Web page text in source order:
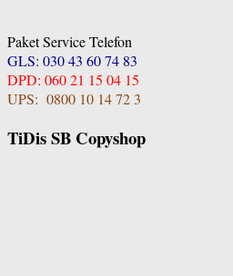
Paket Service Telefon
GLS: 030 43 60 74 83
DPD: 060 21 15 04 15
UPS: 0800 10 14 72 3
TiDis SB Copyshop